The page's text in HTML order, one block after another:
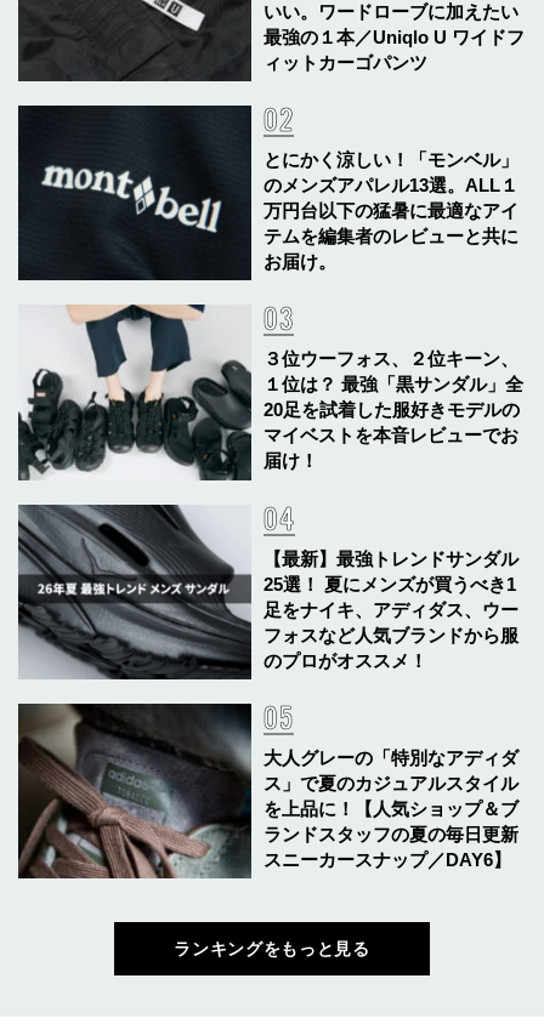
いい。ワードローブに加えたい
最強の１本／Uniqlo U ワイドフ
ィットカーゴパンツ
とにかく涼しい！「モンベル」
のメンズアパレル13選。ALL１
万円台以下の猛暑に最適なアイ
テムを編集者のレビューと共に
お届け。
３位ウーフォス、２位キーン、
１位は？ 最強「黒サンダル」全
20足を試着した服好きモデルの
マイベストを本音レビューでお
届け！
【最新】最強トレンドサンダル
25選！ 夏にメンズが買うべき1
足をナイキ、アディダス、ウー
フォスなど人気ブランドから服
のプロがオススメ！
大人グレーの「特別なアディダ
ス」で夏のカジュアルスタイル
を上品に！【人気ショップ＆ブ
ランドスタッフの夏の毎日更新
スニーカースナップ／DAY6】
ランキングをもっと見る